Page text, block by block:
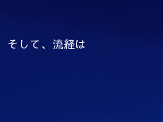
そして、流経は